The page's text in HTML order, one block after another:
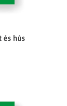
hús